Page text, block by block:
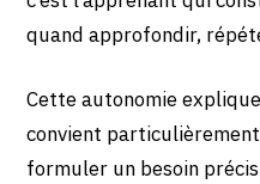
quand approfondir,
Cette autonomie
convient
formuler un besoin